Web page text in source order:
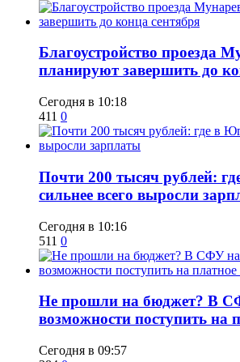
Благоустройство проезда
планируют завершить до
Сегодня в 10:18
411 0
​Почти 200 тысяч рублей:
сильнее всего выросли
Сегодня в 10:16
511 0
Не прошли на бюджет? В
возможности поступить на
Сегодня в 09:57